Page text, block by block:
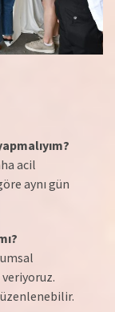
acil
aynı gün